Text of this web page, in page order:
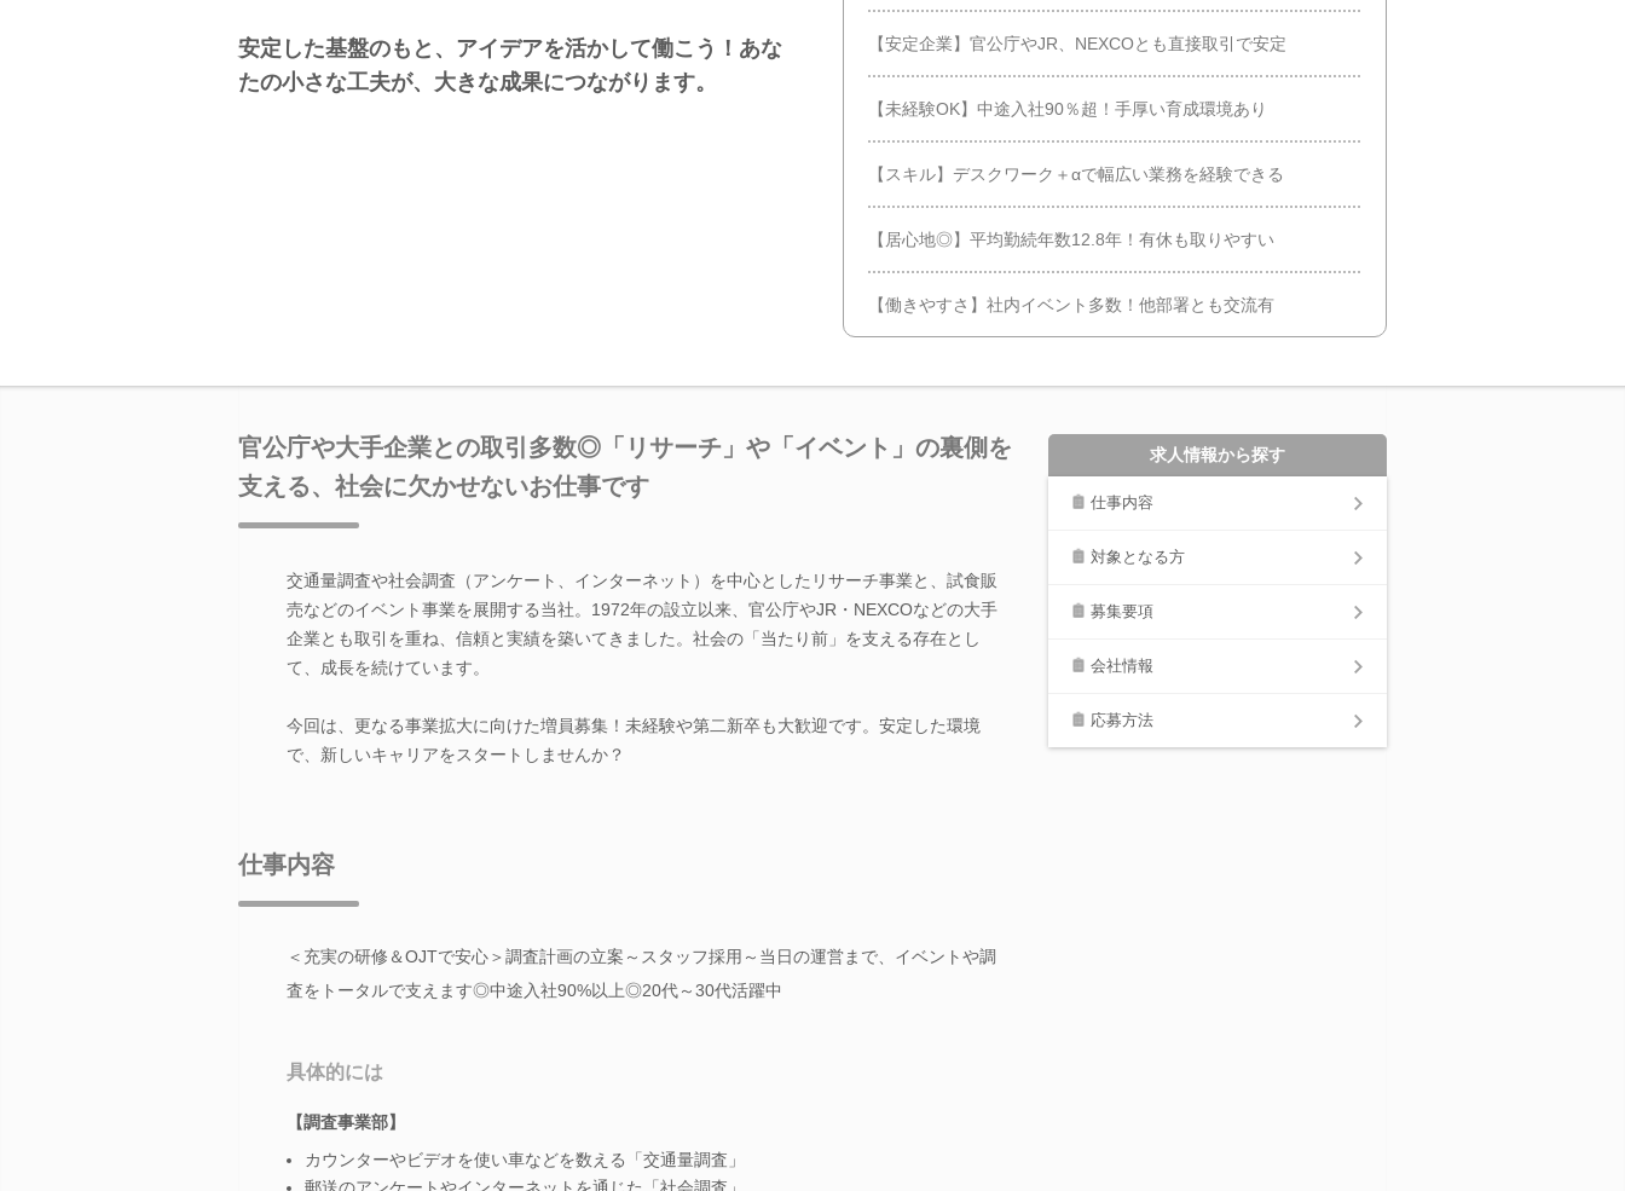
安定した基盤のもと、アイデアを活かして働こう！あな
たの小さな工夫が、大きな成果につながります。
【安定企業】官公庁やJR、NEXCOとも直接取引で安定
【未経験OK】中途入社90％超！手厚い育成環境あり
【スキル】デスクワーク＋αで幅広い業務を経験できる
【居心地◎】平均勤続年数12.8年！有休も取りやすい
【働きやすさ】社内イベント多数！他部署とも交流有
官公庁や大手企業との取引多数◎「リサーチ」や「イベント」の裏側を
支える、社会に欠かせないお仕事です
交通量調査や社会調査（アンケート、インターネット）を中心としたリサーチ事業と、試食販
売などのイベント事業を展開する当社。1972年の設立以来、官公庁やJR・NEXCOなどの大手
企業とも取引を重ね、信頼と実績を築いてきました。社会の「当たり前」を支える存在とし
て、成長を続けています。
今回は、更なる事業拡大に向けた増員募集！未経験や第二新卒も大歓迎です。安定した環境
で、新しいキャリアをスタートしませんか？
仕事内容
＜充実の研修＆OJTで安心＞調査計画の立案～スタッフ採用～当日の運営まで、イベントや調
査をトータルで支えます◎中途入社90%以上◎20代～30代活躍中
具体的には
【調査事業部】
カウンターやビデオを使い車などを数える「交通量調査」
郵送のアンケートやインターネットを通じた「社会調査」
求人情報から探す
仕事内容
対象となる方
募集要項
会社情報
応募方法